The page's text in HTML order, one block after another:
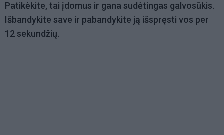
Patikėkite, tai įdomus ir gana sudėtingas galvosūkis.
Išbandykite save ir pabandykite ją išspręsti vos per
12 sekundžių.